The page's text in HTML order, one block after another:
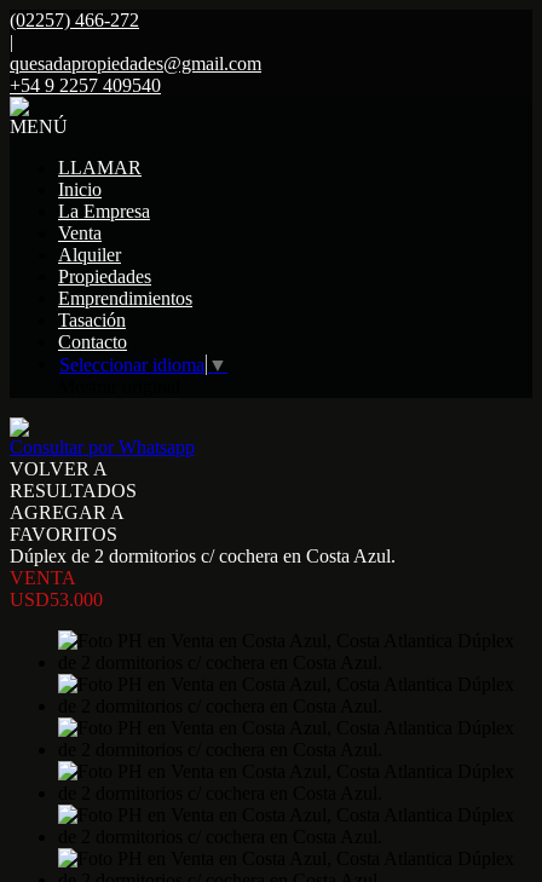
(02257) 466-272
|
quesadapropiedades@gmail.com
+54 9 2257 409540
MENÚ
LLAMAR
Inicio
La Empresa
Venta
Alquiler
Propiedades
Emprendimientos
Tasación
Contacto
Seleccionar idioma ▼
Consultar por Whatsapp
VOLVER A
RESULTADOS
AGREGAR A
FAVORITOS
Dúplex de 2 dormitorios c/ cochera en Costa Azul.
VENTA
USD53.000